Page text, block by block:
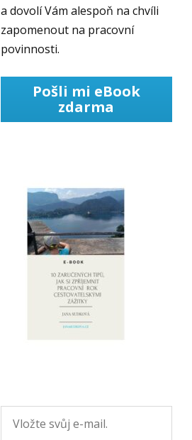
a dovolí Vám alespoň na chvíli
zapomenout na pracovní
povinnosti.
Pošli mi eBook
zdarma